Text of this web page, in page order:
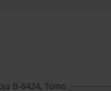
B-6424, Tomo